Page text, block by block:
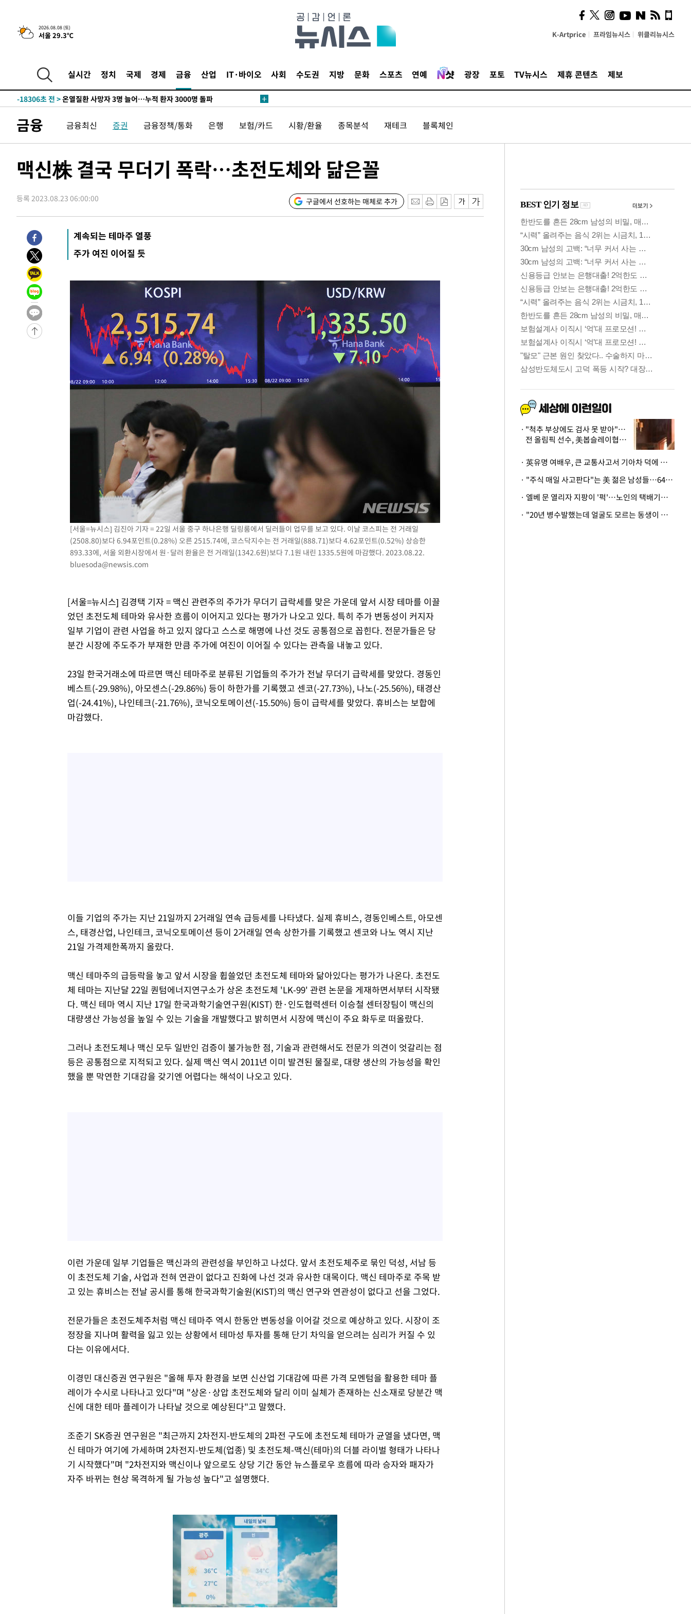
2026.08.08 (토)
서울 29.3℃ K-Artprice 프라임뉴시스 위클리뉴시스
실시간 정치 국제 경제 금융 산업 IT·바이오 사회 수도권 지방 문화 스포츠 연예 광장 포토 TV뉴시스 제휴 콘텐츠 제보
것"
-26511초 전 >[속보]與 당대표 경선, 제주·인천 권리당원 투표 김민석 승리
-20285초 전 >
틀레티코 이적"
-19337초 전 >
수도권 40도 육박 '펄펄'…동해안 일부 지역엔 호의주의보
-18306초 전 >
온열질환 사망자 3명 늘어…누적 환자 3000명 돌파
-12251초 전 >강릉에 시간당 81.4㎜ 물폭탄…도로 잠기고 담벼락 붕괴
-6068초 전 >
선재도서 해루질 나섰다 실종 60대, 닷새 만에 숨진 채 발견
-3602초 전 >남자 농구, 나고야 아시안게임서 '홈팀' 일본과 한일전
-2978초 전 >여수 오동도 해상서 모터보트 전복…1명 사망·1명 실종
13분 전 >극한폭염 한풀 꺾이지만…'낮 최고 35도' 무더위, 열대야 계속[다음주 날
1시간 전 >[속보]'압수수색·성접대 논란' 축구협회 "실망과 걱정 안겨드려 죄송"
4시간 전 >'최고 37도' 폭염 지속…강원동해안 최대 150㎜ 비
6시간 전 >
[속보]뉴욕증시 상승 마감…S&P 0.6% 나스닥 1.3%↑
-27827초 전 >
한민수·김용 순
-27780초 전 > [속보]김민석, 與 전대 당원투표 누적 득표율 45.42%로 1위… 정
청래 44.56%
-27062초 전 >
42.08%·宋 10.17%
-26596초 전 >
이강인 "아틀레티코 이적 기뻐…등번호 7번 의미보단 팀 위해 뛸
-26531초 전 >
[속보]與 당대표 경선, 제주·인천 권리당원 투표 김민석 승리
-20305초 전 >
낮 최고 35도 '무더위'…동해안 시간당 30㎜ '강한 비'[내일날씨]
-19575초 전 >
[속보]이강인 "감독님이 원하는 마음 느꼈고, 많은 트로피 원해 아
수도권 40도 육박 '펄펄'…동해안 일부 지역엔 호의주의보
온열질환 사망자 3명 늘어…누적 환자 3000명 돌파
강릉에 시간당 81.4㎜ 물폭탄…도로 잠기고 담벼락 붕괴
백운산서 80년근 천종산삼 9뿌리 발견…감정가 1.3억원
선재도서 해루질 나섰다 실종 60대, 닷새 만에 숨진 채 발견
남자 농구, 나고야 아시안게임서 '홈팀' 일본과 한일전
여수 오동도 해상서 모터보트 전복…1명 사망·1명 실종
극한폭염 한풀 꺾이지만…'낮 최고 35도' 무더위, 열대야 계속[다음주 날
축구협회 "압수수색·성접대 논란 사과…쇄신의 기회로 삼겠다"
[속보]'압수수색·성접대 논란' 축구협회 "실망과 걱정 안겨드려 죄송"
'최고 37도' 폭염 지속…강원동해안 최대 150㎜ 비
[속보]뉴욕증시 상승 마감…S&P 0.6% 나스닥 1.3%↑
금융 금융최신 증권 금융정책/통화 은행 보험/카드 시황/환율 종목분석 재테크 블록체인
맥신株 결국 무더기 폭락…초전도체와 닮은꼴
등록 2023.08.23 06:00:00 구글에서 선호하는 매체로 추가
계속되는 테마주 열풍
주가 여진 이어질 듯
[서울=뉴시스] 김진아 기자 = 22일 서울 중구 하나은행 딜링룸에서 딜러들이 업무를 보고 있다. 이날 코스피는 전 거래일
(2508.80)보다 6.94포인트(0.28%) 오른 2515.74에, 코스닥지수는 전 거래일(888.71)보다 4.62포인트(0.52%) 상승한
893.33에, 서울 외환시장에서 원·달러 환율은 전 거래일(1342.6원)보다 7.1원 내린 1335.5원에 마감했다. 2023.08.22.
bluesoda@newsis.com
[서울=뉴시스] 김경택 기자 = 맥신 관련주의 주가가 무더기 급락세를 맞은 가운데 앞서 시장 테마를 이끌
었던 초전도체 테마와 유사한 흐름이 이어지고 있다는 평가가 나오고 있다. 특히 주가 변동성이 커지자
일부 기업이 관련 사업을 하고 있지 않다고 스스로 해명에 나선 것도 공통점으로 꼽힌다. 전문가들은 당
분간 시장에 주도주가 부재한 만큼 주가에 여진이 이어질 수 있다는 관측을 내놓고 있다.
23일 한국거래소에 따르면 맥신 테마주로 분류된 기업들의 주가가 전날 무더기 급락세를 맞았다. 경동인
베스트(-29.98%), 아모센스(-29.86%) 등이 하한가를 기록했고 센코(-27.73%), 나노(-25.56%), 태경산
업(-24.41%), 나인테크(-21.76%), 코닉오토메이션(-15.50%) 등이 급락세를 맞았다. 휴비스는 보합에
마감했다.
이들 기업의 주가는 지난 21일까지 2거래일 연속 급등세를 나타냈다. 실제 휴비스, 경동인베스트, 아모센
스, 태경산업, 나인테크, 코닉오토메이션 등이 2거래일 연속 상한가를 기록했고 센코와 나노 역시 지난
21일 가격제한폭까지 올랐다.
맥신 테마주의 급등락을 놓고 앞서 시장을 휩쓸었던 초전도체 테마와 닮아있다는 평가가 나온다. 초전도
체 테마는 지난달 22일 퀀텀에너지연구소가 상온 초전도체 'LK-99' 관련 논문을 게재하면서부터 시작됐
다. 맥신 테마 역시 지난 17일 한국과학기술연구원(KIST) 한·인도협력센터 이승철 센터장팀이 맥신의
대량생산 가능성을 높일 수 있는 기술을 개발했다고 밝히면서 시장에 맥신이 주요 화두로 떠올랐다.
그러나 초전도체나 맥신 모두 일반인 검증이 불가능한 점, 기술과 관련해서도 전문가 의견이 엇갈리는 점
등은 공통점으로 지적되고 있다. 실제 맥신 역시 2011년 이미 발견된 물질로, 대량 생산의 가능성을 확인
했을 뿐 막연한 기대감을 갖기엔 어렵다는 해석이 나오고 있다.
이런 가운데 일부 기업들은 맥신과의 관련성을 부인하고 나섰다. 앞서 초전도체주로 묶인 덕성, 서남 등
이 초전도체 기술, 사업과 전혀 연관이 없다고 진화에 나선 것과 유사한 대목이다. 맥신 테마주로 주목 받
고 있는 휴비스는 전날 공시를 통해 한국과학기술원(KIST)의 맥신 연구와 연관성이 없다고 선을 그었다.
전문가들은 초전도체주처럼 맥신 테마주 역시 한동안 변동성을 이어갈 것으로 예상하고 있다. 시장이 조
정장을 지나며 활력을 잃고 있는 상황에서 테마성 투자를 통해 단기 차익을 얻으려는 심리가 커질 수 있
다는 이유에서다.
이경민 대신증권 연구원은 "올해 투자 환경을 보면 신산업 기대감에 따른 가격 모멘텀을 활용한 테마 플
레이가 수시로 나타나고 있다"며 "상온·상압 초전도체와 달리 이미 실체가 존재하는 신소재로 당분간 맥
신에 대한 테마 플레이가 나타날 것으로 예상된다"고 말했다.
조준기 SK증권 연구원은 "최근까지 2차전지-반도체의 2파전 구도에 초전도체 테마가 균열을 냈다면, 맥
신 테마가 여기에 가세하며 2차전지-반도체(업종) 및 초전도체-맥신(테마)의 더블 라이벌 형태가 나타나
기 시작했다"며 "2차전지와 맥신이나 앞으로도 상당 기간 동안 뉴스플로우 흐름에 따라 승자와 패자가
자주 바뀌는 현상 목격하게 될 가능성 높다"고 설명했다.
사이 해답 찾았죠"…알을
깨고 나온 '초자아'
"척추 부상에도 검사 못 받아"…
전 올림픽 선수, 美봅슬레이협회
· 英유명 여배우, 큰 교통사고서 기아차 덕에 살았다
· "주식 매일 사고판다"는 美 젊은 남성들…64%가 "나는 인생의 패배자“
· 엘베 문 열리자 지팡이 '퍽'…노인의 택배기사 폭행 이유
· "20년 병수발했는데 얼굴도 모르는 동생이 유산 절반을"…배다른 형제 상속권 있을까